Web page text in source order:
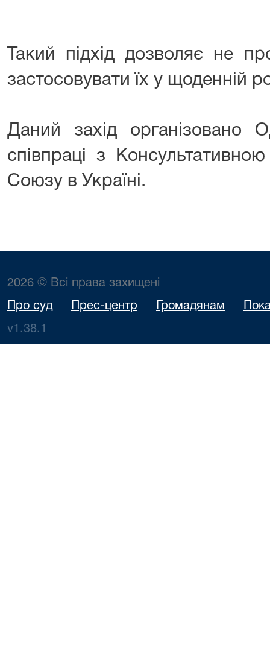
Такий підхід дозволяє не
застосовувати їх у щоденній
Даний захід
співпраці з
Союзу в Україні.
2026 © Всі права захищені
Про суд Прес-центр Громадянам
v1.38.1